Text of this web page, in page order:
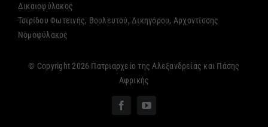
Δικαιοφύλακος
Τσιρίδου Φωτεινής, Βουλευτού, Δικηγόρου, Αρχοντίσσης
Νομοφύλακος
© Copyright 2026 Πατριαρχείο της Αλεξανδρείας και Πάσης
Αφρικής